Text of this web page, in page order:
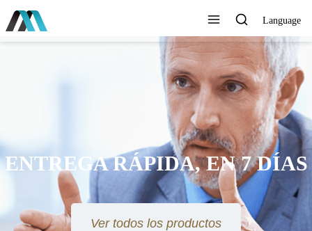
Language
ENTREGA RÁPIDA, EN 7 DÍAS
Ver todos los productos